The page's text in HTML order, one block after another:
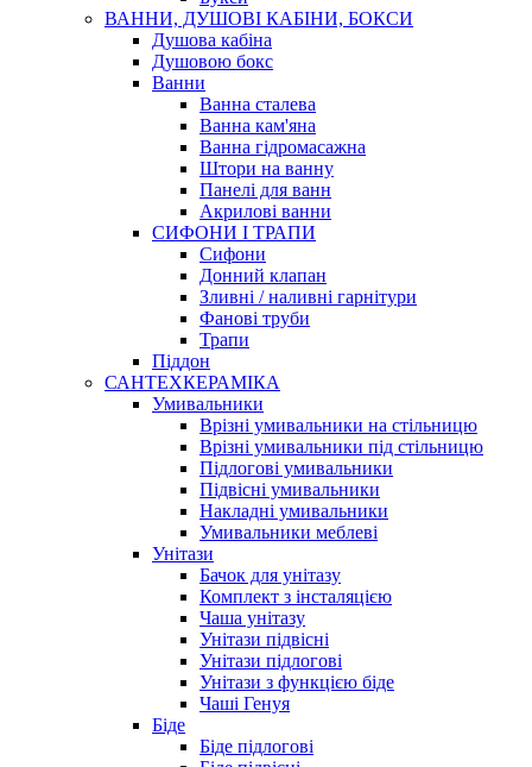
ВАННИ, ДУШОВІ КАБІНИ, БОКСИ
Душова кабіна
Душовою бокс
Ванни
Ванна сталева
Ванна кам'яна
Ванна гідромасажна
Штори на ванну
Панелі для ванн
Акрилові ванни
СИФОНИ І ТРАПИ
Сифони
Донний клапан
Зливні / наливні гарнітури
Фанові труби
Трапи
Піддон
САНТЕХКЕРАМІКА
Умивальники
Врізні умивальники на стільницю
Врізні умивальники під стільницю
Підлогові умивальники
Підвісні умивальники
Накладні умивальники
Умивальники меблеві
Унітази
Бачок для унітазу
Комплект з інсталяцією
Чаша унітазу
Унітази підвісні
Унітази підлогові
Унітази з функцією біде
Чаші Генуя
Біде
Біде підлогові